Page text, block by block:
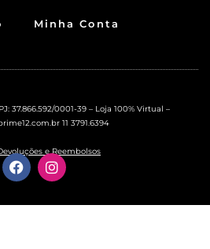
Minha Conta
37.866.592/0001-39 – Loja 100% Virtual –
11 3791.6394
e Reembolsos
F
a
e
I
n
t